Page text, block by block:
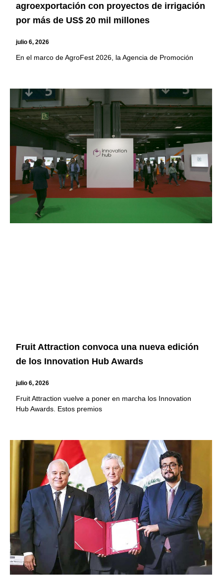
agroexportación con proyectos de irrigación
por más de US$ 20 mil millones
julio 6, 2026
En el marco de AgroFest 2026, la Agencia de Promoción
Fruit Attraction convoca una nueva edición
de los Innovation Hub Awards
julio 6, 2026
Fruit Attraction vuelve a poner en marcha los Innovation
Hub Awards. Estos premios